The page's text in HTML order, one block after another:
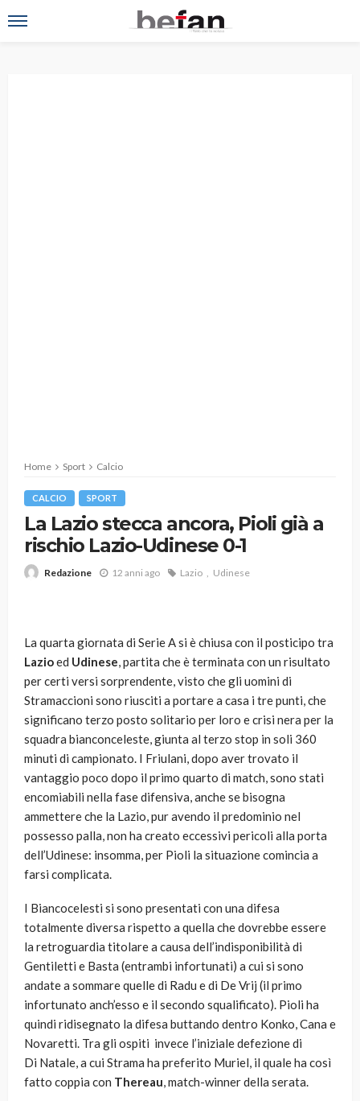
Home Sport Calcio
CALCIO SPORT
La Lazio stecca ancora, Pioli già a
rischio Lazio-Udinese 0-1
Redazione 12 anni ago Lazio Udinese
La quarta giornata di Serie A si è chiusa con il posticipo tra
Lazioed Udinese, partita che è terminata con un risultato
per certi versi sorprendente, visto che gli uomini di
Stramaccioni sono riusciti a portare a casa i tre punti, che
significano terzo posto solitario per loro e crisi nera per la
squadra bianconceleste, giunta al terzo stop in soli 360
minuti di campionato. I Friulani, dopo aver trovato il
vantaggio poco dopo il primo quarto di match, sono stati
encomiabili nella fase difensiva, anche se bisogna
ammettere che la Lazio, pur avendo il predominio nel
possesso palla, non ha creato eccessivi pericoli alla porta
dell’Udinese: insomma, per Pioli la situazione comincia a
farsi complicata.
I Biancocelesti si sono presentati con una difesa
totalmente diversa rispetto a quella che dovrebbe essere
la retroguardia titolare a causa dell’indisponibilità di
Gentiletti e Basta (entrambi infortunati) a cui si sono
andate a sommare quelle di Radu e di De Vrij (il primo
infortunato anch’esso e il secondo squalificato). Pioli ha
quindi ridisegnato la difesa buttando dentro Konko, Cana e
Novaretti. Tra gli ospiti invece l’iniziale defezione di
Di Natale, a cui Strama ha preferito Muriel, il quale ha così
fatto coppia con Thereau, match-winner della serata.